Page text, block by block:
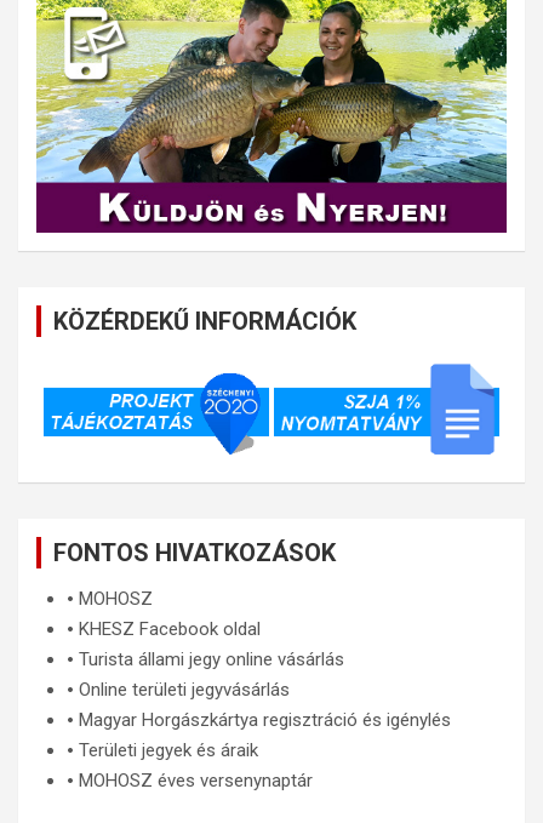
KÖZÉRDEKŰ INFORMÁCIÓK
FONTOS HIVATKOZÁSOK
🞄 MOHOSZ
🞄 KHESZ Facebook oldal
🞄 Turista állami jegy online vásárlás
🞄 Online területi jegyvásárlás
🞄 Magyar Horgászkártya regisztráció és igénylés
🞄 Területi jegyek és áraik
🞄 MOHOSZ éves versenynaptár